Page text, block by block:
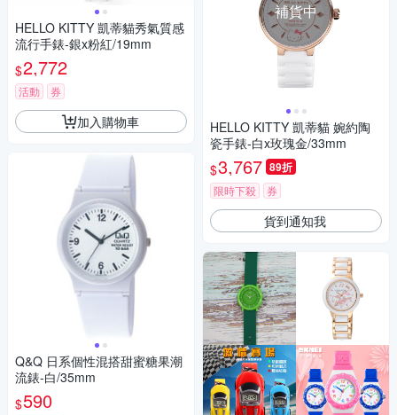
HELLO KITTY 凱蒂貓秀氣質感
流行手錶-銀x粉紅/19mm
$2,772
活動 券
加入購物車
Q&Q 日系個性混搭甜蜜糖果潮
流錶-白/35mm
$590
補貨中
HELLO KITTY 凱蒂貓 婉約陶
瓷手錶-白x玫瑰金/33mm
$3,767 89折
限時下殺 券
貨到通知我